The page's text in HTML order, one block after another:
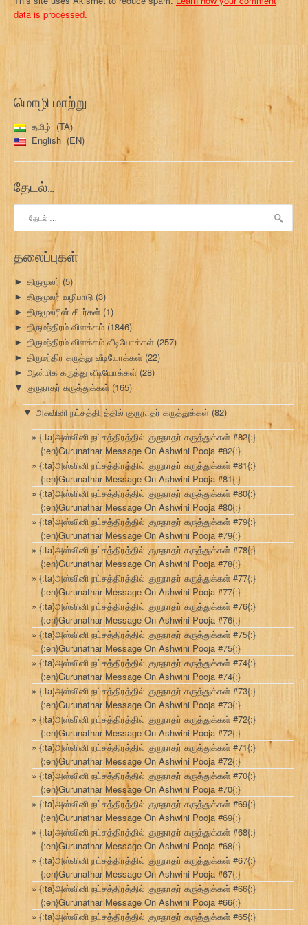
data is processed.
மொழி மாற்று
தமிழ்
TA
English
EN
தேடல்…
தேடு:
தலைப்புகள்
► திருமூலர் (5)
► திருமூலர் வழிபாடு (3)
► திருமூலரின் சீடர்கள் (1)
► திருமந்திரம் விளக்கம் (1846)
► திருமந்திரம் விளக்கம் வீடியோக்கள் (257)
► திருமந்திர கருத்து வீடியோக்கள் (22)
► ஆன்மிக கருத்து வீடியோக்கள் (28)
▼ குருநாதர் கருத்துக்கள் (165)
▼ அசுவினி நட்சத்திரத்தில் குருநாதர் கருத்துக்கள் (82)
{:ta}அஸ்வினி நட்சத்திரத்தில் குருநாதர் கருத்துக்கள் #82{:}
{:en}Gurunathar Message On Ashwini Pooja #82{:}
{:ta}அஸ்வினி நட்சத்திரத்தில் குருநாதர் கருத்துக்கள் #81{:}
{:en}Gurunathar Message On Ashwini Pooja #81{:}
{:ta}அஸ்வினி நட்சத்திரத்தில் குருநாதர் கருத்துக்கள் #80{:}
{:en}Gurunathar Message On Ashwini Pooja #80{:}
{:ta}அஸ்வினி நட்சத்திரத்தில் குருநாதர் கருத்துக்கள் #79{:}
{:en}Gurunathar Message On Ashwini Pooja #79{:}
{:ta}அஸ்வினி நட்சத்திரத்தில் குருநாதர் கருத்துக்கள் #78{:}
{:en}Gurunathar Message On Ashwini Pooja #78{:}
{:ta}அஸ்வினி நட்சத்திரத்தில் குருநாதர் கருத்துக்கள் #77{:}
{:en}Gurunathar Message On Ashwini Pooja #77{:}
{:ta}அஸ்வினி நட்சத்திரத்தில் குருநாதர் கருத்துக்கள் #76{:}
{:en}Gurunathar Message On Ashwini Pooja #76{:}
{:ta}அஸ்வினி நட்சத்திரத்தில் குருநாதர் கருத்துக்கள் #75{:}
{:en}Gurunathar Message On Ashwini Pooja #75{:}
{:ta}அஸ்வினி நட்சத்திரத்தில் குருநாதர் கருத்துக்கள் #74{:}
{:en}Gurunathar Message On Ashwini Pooja #74{:}
{:ta}அஸ்வினி நட்சத்திரத்தில் குருநாதர் கருத்துக்கள் #73{:}
{:en}Gurunathar Message On Ashwini Pooja #73{:}
{:ta}அஸ்வினி நட்சத்திரத்தில் குருநாதர் கருத்துக்கள் #72{:}
{:en}Gurunathar Message On Ashwini Pooja #72{:}
{:ta}அஸ்வினி நட்சத்திரத்தில் குருநாதர் கருத்துக்கள் #71{:}
{:en}Gurunathar Message On Ashwini Pooja #72{:}
{:ta}அஸ்வினி நட்சத்திரத்தில் குருநாதர் கருத்துக்கள் #70{:}
{:en}Gurunathar Message On Ashwini Pooja #70{:}
{:ta}அஸ்வினி நட்சத்திரத்தில் குருநாதர் கருத்துக்கள் #69{:}
{:en}Gurunathar Message On Ashwini Pooja #69{:}
{:ta}அஸ்வினி நட்சத்திரத்தில் குருநாதர் கருத்துக்கள் #68{:}
{:en}Gurunathar Message On Ashwini Pooja #68{:}
{:ta}அஸ்வினி நட்சத்திரத்தில் குருநாதர் கருத்துக்கள் #67{:}
{:en}Gurunathar Message On Ashwini Pooja #67{:}
{:ta}அஸ்வினி நட்சத்திரத்தில் குருநாதர் கருத்துக்கள் #66{:}
{:en}Gurunathar Message On Ashwini Pooja #66{:}
{:ta}அஸ்வினி நட்சத்திரத்தில் குருநாதர் கருத்துக்கள் #65{:}